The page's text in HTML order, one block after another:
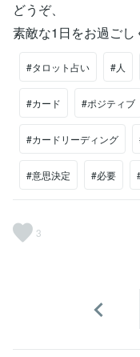
どうぞ、
素敵な1日をお過ご
#タロット占い #人
#カード #ポジティブ
#カードリーディング
#意思決定 #必要
3